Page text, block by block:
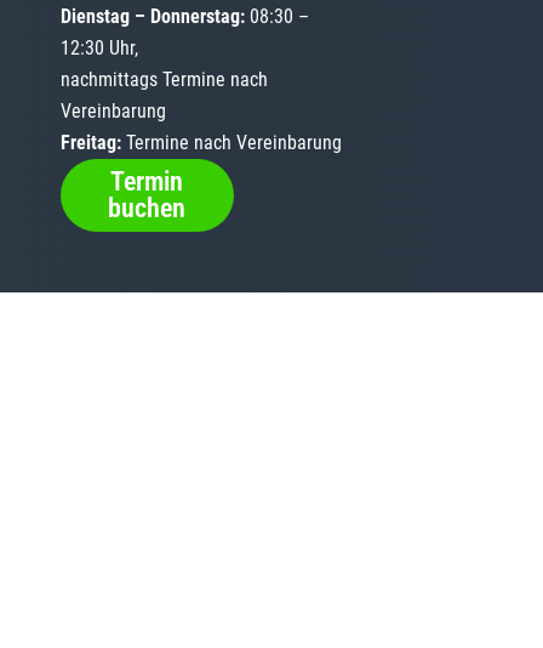
Dienstag – Donnerstag: 08:30 –
12:30 Uhr,
nachmittags Termine nach
Vereinbarung
Freitag: Termine nach Vereinbarung
Termin
buchen